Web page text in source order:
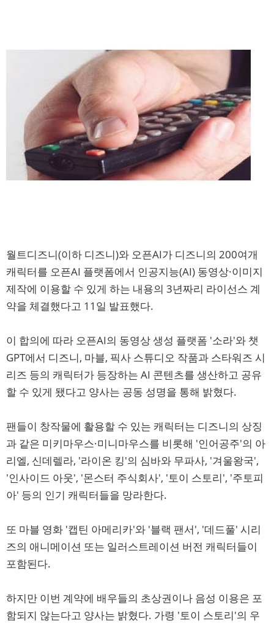
월트디즈니(이하 디즈니)와 오픈AI가 디즈니의 200여개
캐릭터를 오픈AI 플랫폼에서 인공지능(AI) 동영상·이미지
제작에 이용할 수 있게 하는 내용의 3년짜리 라이선스 계
약을 체결했다고 11일 발표했다.
이 합의에 따라 오픈AI의 동영상 생성 플랫폼 '소라'와 챗
GPT에서 디즈니, 마블, 픽사 스튜디오 작품과 스타워즈 시
리즈 등의 캐릭터가 등장하는 AI 콘텐츠를 생산하고 공유
할 수 있게 됐다고 양사는 공동 성명을 통해 밝혔다.
팬들이 창작물에 활용할 수 있는 캐릭터는 디즈니의 상징
과 같은 미키마우스·미니마우스를 비롯해 '인어공주'의 아
리엘, 신데렐라, '라이온 킹'의 심바와 무파사, '겨울왕국',
'인사이드 아웃', '몬스터 주식회사', '토이 스토리', '주토피
아' 등의 인기 캐릭터들을 망라한다.
또 마블 영화 '캡틴 아메리카'와 '블랙 팬서', '데드풀' 시리
즈의 애니메이션 또는 일러스트레이션 버전 캐릭터들이
포함된다.
하지만 이번 계약에 배우들의 초상권이나 음성 이용은 포
함되지 않는다고 양사는 밝혔다. 가령 '토이 스토리'의 우